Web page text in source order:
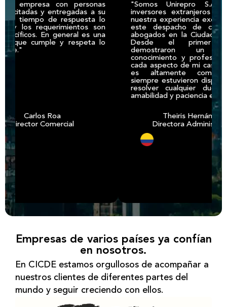
con personas
y entregadas a su
tiempo de respuesta lo
los requerimientos son
En general es una
cumple y respeta lo
Carlos Roa
Comercial
"Somos Unirepro S.A. de
inversores extranjeros y
nuestra experiencia
este despacho de
abogados en la Ciudad de
Desde el primer
demostraron un
conocimiento y
cada aspecto de mi caso. Su
es altamente
siempre estuvieron disponibles
resolver cualquier duda con
amabilidad y paciencia
Theiris Hernández
Directora Administrativa
Empresas de varios países ya confían
en nosotros.
En CICDE estamos orgullosos de acompañar a
nuestros clientes de diferentes partes del
mundo y seguir creciendo con ellos.